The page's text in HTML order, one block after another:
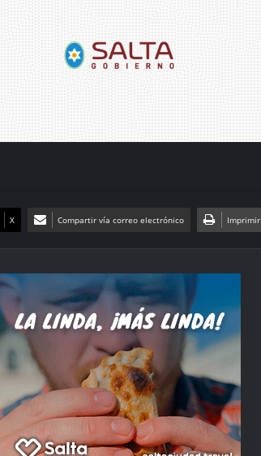
X Compartir vía correo electrónico Imprimir